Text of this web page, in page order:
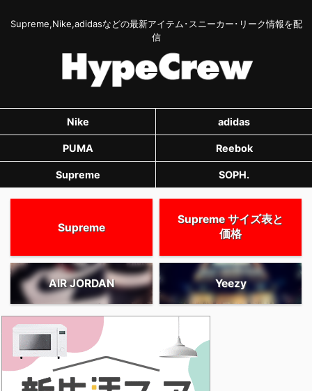
Supreme,Nike,adidasなどの最新アイテム･スニーカー･リーク情報を配
信
Nike adidas
PUMA Reebok
Supreme SOPH.
Supreme
Supreme サイズ表と
価格
AIR JORDAN Yeezy